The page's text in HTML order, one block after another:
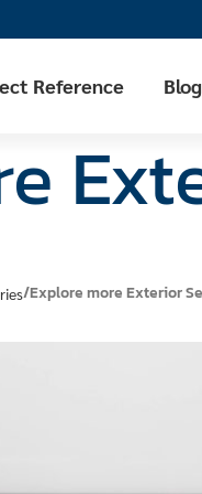
Reference
Explore more Exterior